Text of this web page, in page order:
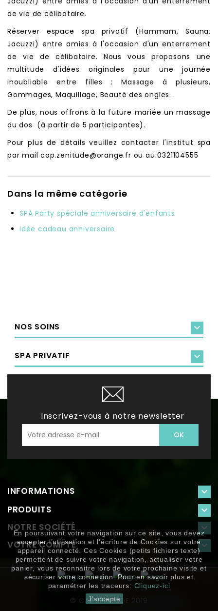
de vie de célibataire.
Réserver espace spa privatif (Hammam, Sauna,
Jacuzzi) entre amies à l'occasion d'un enterrement
de vie de célibataire. Nous vous proposons une
multitude d'idées originales pour une journée
inoubliable entre filles : Massage à plusieurs,
Gommages, Maquillage, Beauté des ongles...
De plus, nous offrons à la future mariée un massage
du dos (à partir de 5 participantes).
Pour plus de détails veuillez contacter l'institut spa
par mail cap.zenitude@orange.fr ou au 0321104555
Dans la même catégorie
SPA Party spéciale anniversaire d'enfants
Idée cadeau anniversaire
NOS SOINS 
SPA PRIVATIF 
Inscrivez-vous à notre newsletter
INFORMATIONS

PRODUITS

NOTRE SOCIÉTÉ

VOTRE COMPTE

En poursuivant votre navigation sur ce site, vous devez
accepter l’utilisation et l'écriture de Cookies sur votre
appareil connecté. Ces Cookies (petits fichiers texte)
permettent de suivre votre navigation, actualiser votre
panier, vous reconnaitre lors de votre prochaine visite et
sécuriser votre connexion. Pour en savoir plus et
paramétrer les traceurs: Cliquez-ici
J'accepte
© CAP ZENITUDE 2019